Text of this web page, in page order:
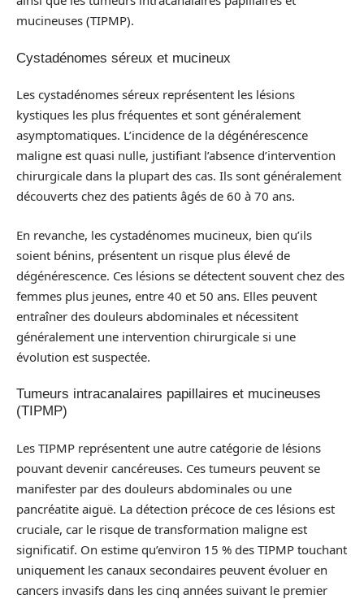
mucineuses (TIPMP).
Cystadénomes séreux et mucineux
Les cystadénomes séreux représentent les lésions
kystiques les plus fréquentes et sont généralement
asymptomatiques. L’incidence de la dégénérescence
maligne est quasi nulle, justifiant l’absence d’intervention
chirurgicale dans la plupart des cas. Ils sont généralement
découverts chez des patients âgés de 60 à 70 ans.
En revanche, les cystadénomes mucineux, bien qu’ils
soient bénins, présentent un risque plus élevé de
dégénérescence. Ces lésions se détectent souvent chez des
femmes plus jeunes, entre 40 et 50 ans. Elles peuvent
entraîner des douleurs abdominales et nécessitent
généralement une intervention chirurgicale si une
évolution est suspectée.
Tumeurs intracanalaires papillaires et mucineuses
(TIPMP)
Les TIPMP représentent une autre catégorie de lésions
pouvant devenir cancéreuses. Ces tumeurs peuvent se
manifester par des douleurs abdominales ou une
pancréatite aiguë. La détection précoce de ces lésions est
cruciale, car le risque de transformation maligne est
significatif. On estime qu’environ 15 % des TIPMP touchant
uniquement les canaux secondaires peuvent évoluer en
cancers invasifs dans les cinq années suivant le premier